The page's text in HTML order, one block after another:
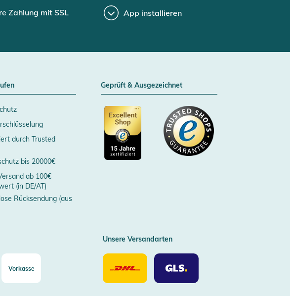
Zahlung mit SSL App installieren
durch Trusted
bis 20000€
ab 100€
(in DE/AT)
Rücksendung (aus
Geprüft & Ausgezeichnet
Vorkasse
Unsere Versandarten
Unsere
Versandarten
DHL
Unsere
Versandarten
GLS